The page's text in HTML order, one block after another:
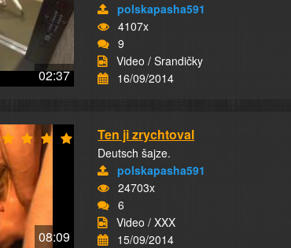
02:37
polskapasha591
4107x
9
Video / Srandičky
16/09/2014
08:09
Ten ji zrychtoval
Deutsch šajze.
polskapasha591
24703x
6
Video / XXX
15/09/2014